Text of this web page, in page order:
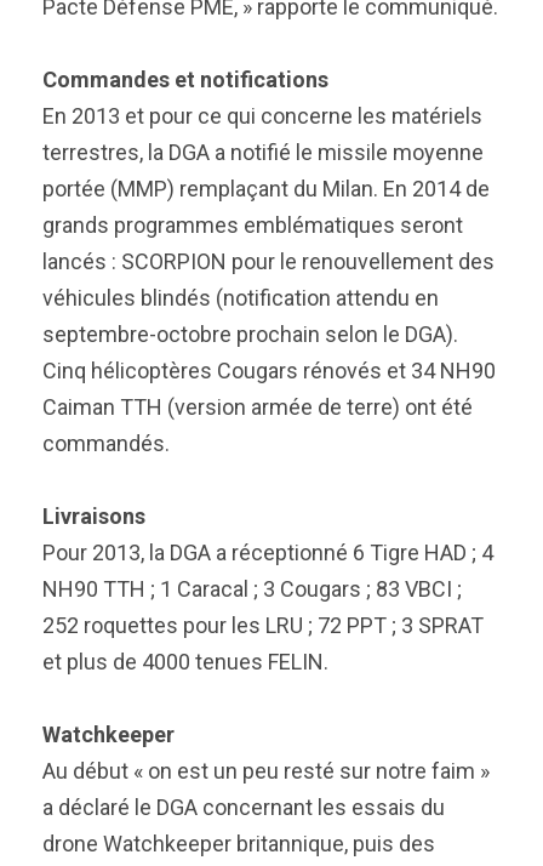
Pacte Défense PME, » rapporte le communiqué.
Commandes et notifications
En 2013 et pour ce qui concerne les matériels
terrestres, la DGA a notifié le missile moyenne
portée (MMP) remplaçant du Milan. En 2014 de
grands programmes emblématiques seront
lancés : SCORPION pour le renouvellement des
véhicules blindés (notification attendu en
septembre-octobre prochain selon le DGA).
Cinq hélicoptères Cougars rénovés et 34 NH90
Caiman TTH (version armée de terre) ont été
commandés.
Livraisons
Pour 2013, la DGA a réceptionné 6 Tigre HAD ; 4
NH90 TTH ; 1 Caracal ; 3 Cougars ; 83 VBCI ;
252 roquettes pour les LRU ; 72 PPT ; 3 SPRAT
et plus de 4000 tenues FELIN.
Watchkeeper
Au début « on est un peu resté sur notre faim »
a déclaré le DGA concernant les essais du
drone Watchkeeper britannique, puis des